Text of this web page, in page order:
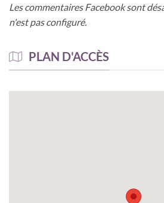
Les commentaires Facebook sont
n'est pas configuré.
PLAN D'ACCÈS